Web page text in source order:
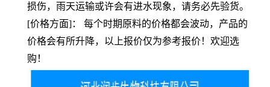
损伤，雨天运输或许会有进水现象，请务必先验货。
[价格方面]： 每个时期原料的价格都会波动，产品的
价格会有所升降，以上报价仅为参考报价！欢迎选
购！